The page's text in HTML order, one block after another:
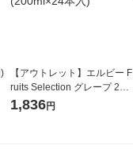
【アウトレット】エルビー F
ruits Selection グレープ 245
54 1箱(200ml×24本入)
1,836円